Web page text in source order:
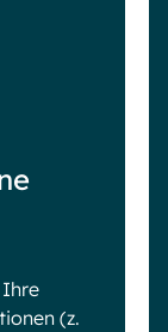
Ihre
(z.